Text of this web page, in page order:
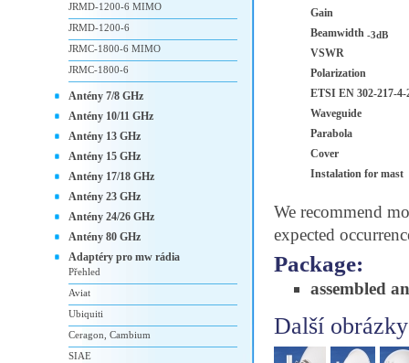
Gain
Beamwidth -3dB
VSWR
Polarization
ETSI EN 302-217-4-
Waveguide
Parabola
Cover
Instalation for mast
We recommend
expected
Package:
assembled
Další
JRMD-1200-6 MIMO
JRMD-1200-6
JRMC-1800-6 MIMO
JRMC-1800-6
Antény 7/8 GHz
Antény 10/11 GHz
Antény 13 GHz
Antény 15 GHz
Antény 17/18 GHz
Antény 23 GHz
Antény 24/26 GHz
Antény 80 GHz
Adaptéry pro mw rádia
Přehled
Aviat
Ubiquiti
Ceragon, Cambium
SIAE